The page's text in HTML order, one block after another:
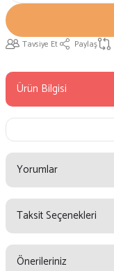
Tavsiye Et Paylaş
Ürün Bilgisi
Yorumlar
Taksit Seçenekleri
Önerileriniz